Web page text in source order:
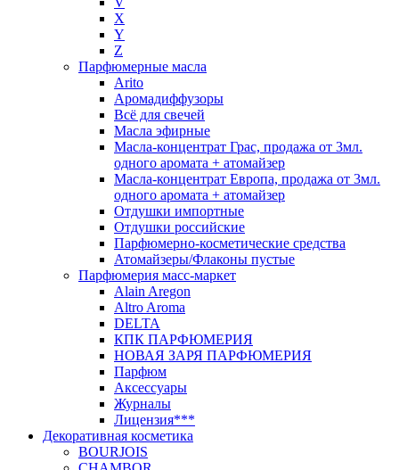
X
Y
Z
Парфюмерные масла
Arito
Аромадиффузоры
Всё для свечей
Масла эфирные
Масла-концентрат Грас, продажа от 3мл.
одного аромата + атомайзер
Масла-концентрат Европа, продажа от 3мл.
одного аромата + атомайзер
Отдушки импортные
Отдушки российские
Парфюмерно-косметические средства
Атомайзеры/Флаконы пустые
Парфюмерия масс-маркет
Alain Aregon
Altro Aroma
DELTA
КПК ПАРФЮМЕРИЯ
НОВАЯ ЗАРЯ ПАРФЮМЕРИЯ
Парфюм
Аксессуары
Журналы
Лицензия***
Декоративная косметика
BOURJOIS